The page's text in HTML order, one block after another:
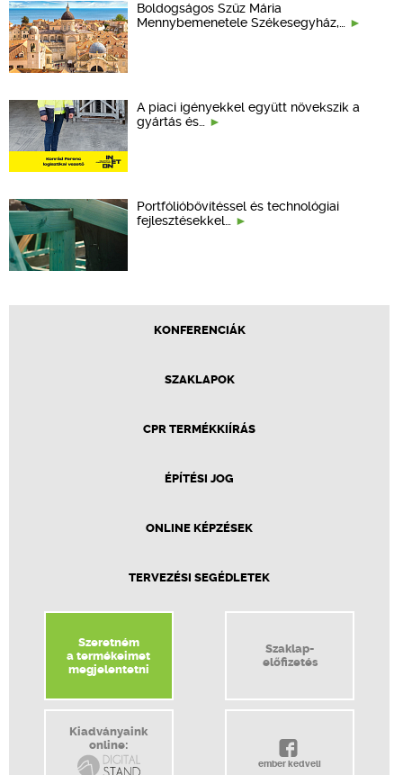
Boldogságos Szűz Mária
Mennybemenetele Székesegyház,…
A piaci igényekkel együtt növekszik a
gyártás és…
Portfólióbővítéssel és technológiai
fejlesztésekkel…
KONFERENCIÁK
SZAKLAPOK
CPR TERMÉKKIÍRÁS
ÉPÍTÉSI JOG
ONLINE KÉPZÉSEK
TERVEZÉSI SEGÉDLETEK
Szeretném
a termékeimet
megjelentetni
Szaklap-
előfizetés
Kiadványaink
online:
ember kedveli